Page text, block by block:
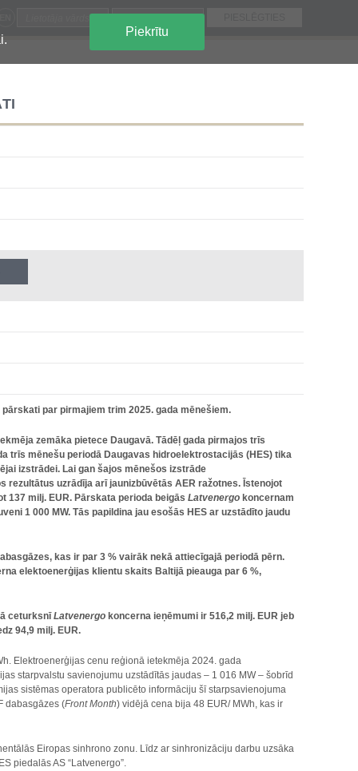
Piekrītu
par pirmajiem trim 2025. gada mēnešiem.
zemāka pietece Daugavā. Tādēļ gada pirmajos trīs
trīs mēnešu periodā Daugavas hidroelektrostacijās (HES) tika
izstrādei. Lai gan šajos mēnešos izstrāde
rezultātus uzrādīja arī jaunizbūvētās AER ražotnes. Īstenojot
137 milj. EUR. Pārskata perioda beigāsLatvenergo koncernam
1 000 MW. Tās papildina jau esošās HES ar uzstādīto jaudu
kas ir par 3 % vairāk nekā attiecīgajā periodā pērn.
elektoenerģijas klientu skaits Baltijā pieauga par 6 %,
ceturksnīLatvenergo koncerna ieņēmumi ir 516,2 milj. EUR jeb
94,9 milj. EUR.
Elektroenerģijas cenu reģionā ietekmēja 2024. gada
starpvalstu savienojumu uzstādītās jaudas – 1 016 MW – šobrīd
sistēmas operatora publicēto informāciju šī starpsavienojuma
dabasgāzes (Front Month) vidējā cena bija 48 EUR/ MWh, kas ir
Eiropas sinhrono zonu. Līdz ar sinhronizāciju darbu uzsāka
piedalās AS “Latvenergo”.